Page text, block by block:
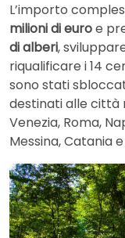
L’importo
milioni di euroe
di alberi,
riqualificare i 14
sono stati
destinati alle città
Venezia, Roma,
Messina, Catania